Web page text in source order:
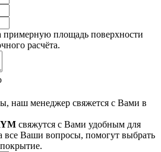
площадь поверхности
расчёта.
наш менеджер свяжется с Вами в
свяжутся с Вами удобным для
все Ваши вопросы, помогут выбрать